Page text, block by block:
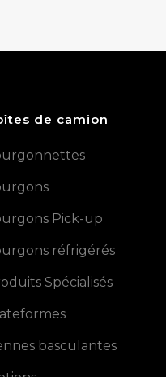
de camion
Pick-up
réfrigérés
Spécialisés
basculantes